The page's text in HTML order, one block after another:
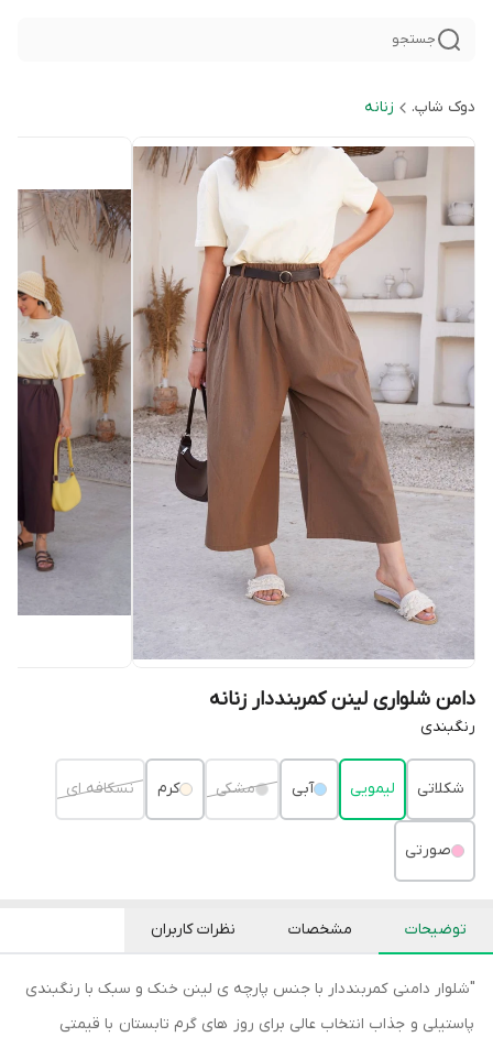
جستجو
دوک شاپ. زنانه
دامن شلواری لینن کمربنددار زنانه
رنگبندی
شکلاتی لیمویی آبی مشکی کرم نسکافه ای
صورتی
توضیحات مشخصات نظرات کاربران
"شلوار دامنی کمربنددار با جنس پارچه ی لینن خنک و سبک با رنگبندی
پاستیلی و جذاب انتخاب عالی برای روز های گرم تابستان با قیمتی